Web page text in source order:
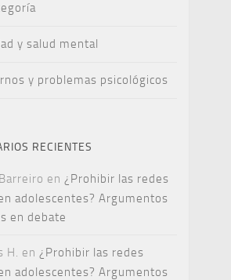
y salud mental
y problemas psicológicos
RECIENTES
en ¿Prohibir las redes
adolescentes? Argumentos
en debate
H. en ¿Prohibir las redes
adolescentes? Argumentos